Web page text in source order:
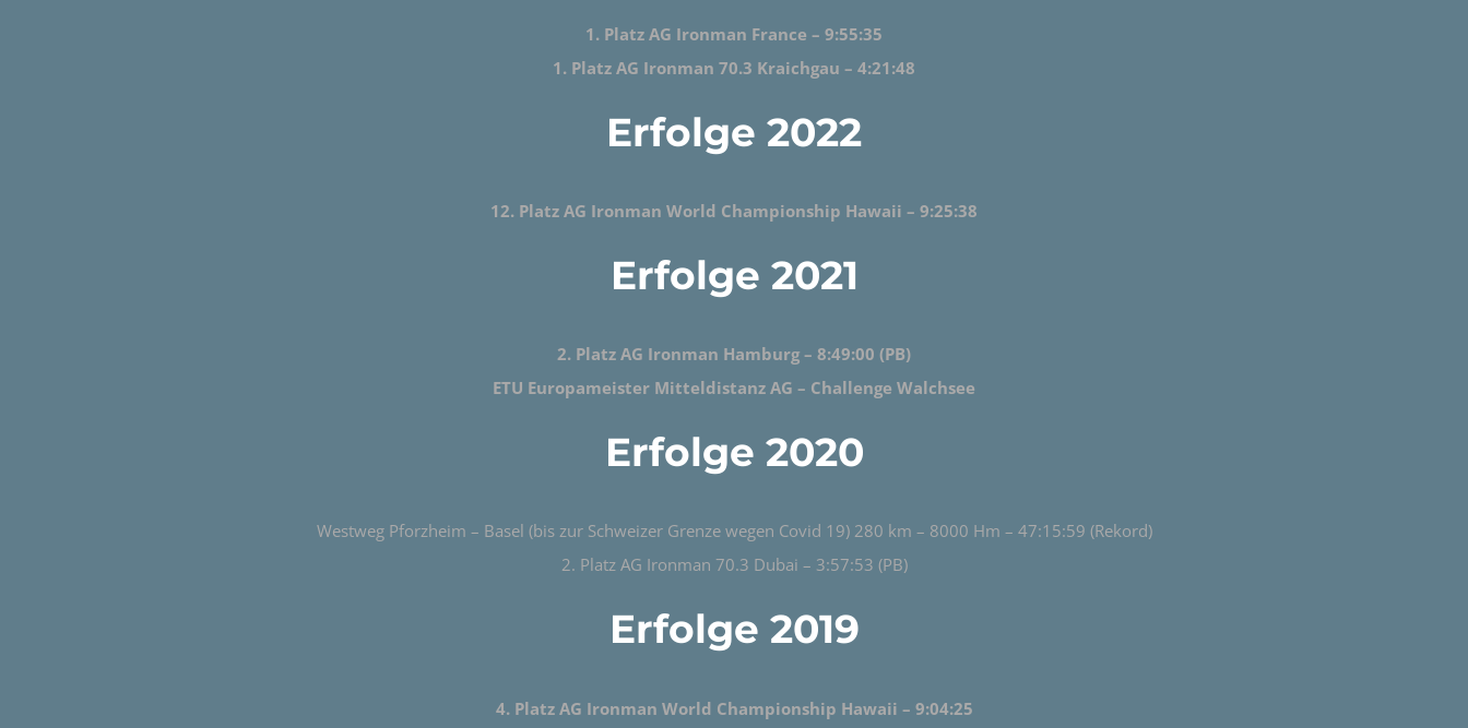
1. Platz AG Ironman France – 9:55:35
1. Platz AG Ironman 70.3 Kraichgau – 4:21:48
Erfolge 2022
12. Platz AG Ironman World Championship Hawaii – 9:25:38
Erfolge 2021
2. Platz AG Ironman Hamburg – 8:49:00 (PB)
ETU Europameister Mitteldistanz AG – Challenge Walchsee
Erfolge 2020
Westweg Pforzheim – Basel (bis zur Schweizer Grenze wegen Covid 19) 280 km – 8000 Hm – 47:15:59 (Rekord)
2. Platz AG Ironman 70.3 Dubai – 3:57:53 (PB)
Erfolge 2019
4. Platz AG Ironman World Championship Hawaii – 9:04:25